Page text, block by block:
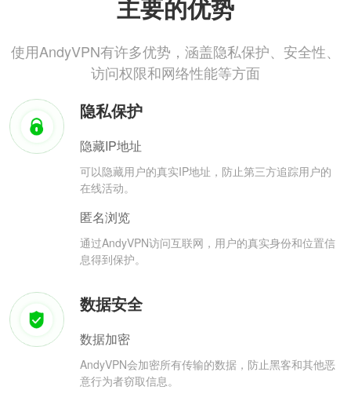
主要的优势
使用AndyVPN有许多优势，涵盖隐私保护、安全性、
访问权限和网络性能等方面
隐私保护
隐藏IP地址
可以隐藏用户的真实IP地址，防止第三方追踪用户的
在线活动。
匿名浏览
通过AndyVPN访问互联网，用户的真实身份和位置信
息得到保护。
数据安全
数据加密
AndyVPN会加密所有传输的数据，防止黑客和其他恶
意行为者窃取信息。